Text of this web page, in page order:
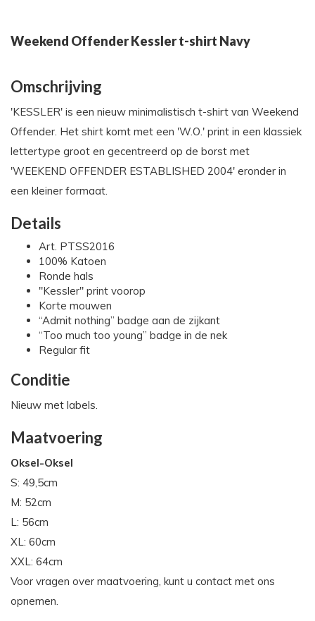
Weekend Offender Kessler t-shirt Navy
Omschrijving
'KESSLER' is een nieuw minimalistisch t-shirt van Weekend
Offender. Het shirt komt met een 'W.O.' print in een klassiek
lettertype groot en gecentreerd op de borst met
'WEEKEND OFFENDER ESTABLISHED 2004' eronder in
een kleiner formaat.
Details
Art. PTSS2016
100% Katoen
Ronde hals
"Kessler" print voorop
Korte mouwen
“Admit nothing” badge aan de zijkant
“Too much too young” badge in de nek
Regular fit
Conditie
Nieuw met labels.
Maatvoering
Oksel-Oksel
S: 49,5cm
M: 52cm
L: 56cm
XL: 60cm
XXL: 64cm
Voor vragen over maatvoering, kunt u contact met ons
opnemen.